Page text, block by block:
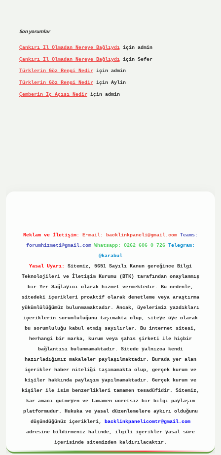
Son yorumlar
Çankırı Il Olmadan Nereye Bağlıydıiçin admin
Çankırı Il Olmadan Nereye Bağlıydıiçin Sefer
Türklerin Göz Rengi Nediriçin admin
Türklerin Göz Rengi Nediriçin Aylin
Çemberin Iç Açısı Nediriçin admin
Reklam ve İletişim: E-mail: backlinkpaneli@gmail.com Teams:
forumhizmeti@gmail.com Whatsapp: 0262 606 0 726 Telegram:
@karabul
Yasal Uyarı:
Sitemiz, 5651 Sayılı Kanun gereğince Bilgi
Teknolojileri ve İletişim Kurumu (BTK) tarafından onaylanmış
bir Yer Sağlayıcı olarak hizmet vermektedir. Bu nedenle,
sitedeki içerikleri proaktif olarak denetleme veya araştırma
yükümlülüğümüz bulunmamaktadır. Ancak, üyelerimiz yazdıkları
içeriklerin sorumluluğunu taşımakta olup, siteye üye olarak
bu sorumluluğu kabul etmiş sayılırlar. Bu internet sitesi,
herhangi bir marka, kurum veya şahıs şirketi ile hiçbir
bağlantısı bulunmamaktadır. Sitede yalnızca kendi
hazırladığımız makaleler paylaşılmaktadır. Burada yer alan
içerikler haber niteliği taşımamakta olup, gerçek kurum ve
kişiler hakkında paylaşım yapılmamaktadır. Gerçek kurum ve
kişiler ile isim benzerlikleri tamamen tesadüfidir. Sitemiz,
kar amacı gütmeyen ve tamamen ücretsiz bir bilgi paylaşım
platformudur. Hukuka ve yasal düzenlemelere aykırı olduğunu
düşündüğünüz içerikleri,
backlinkpanelicomtr@gmail.com
adresine bildirmeniz halinde, ilgili içerikler yasal süre
içerisinde sitemizden kaldırılacaktır.